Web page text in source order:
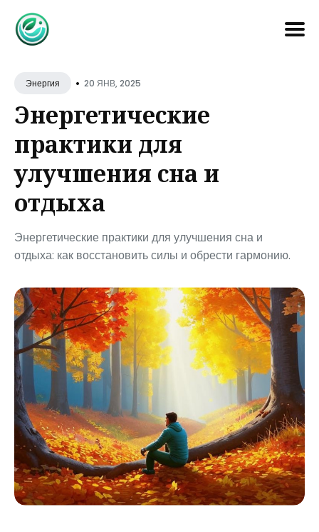
Энергия • 20 ЯНВ, 2025
Энергетические
практики для
улучшения сна и
отдыха
Энергетические практики для улучшения сна и
отдыха: как восстановить силы и обрести гармонию.